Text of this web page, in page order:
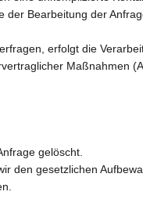
der Bearbeitung der
erfolgt die
Maßnahmen
gelöscht.
den gesetzlichen